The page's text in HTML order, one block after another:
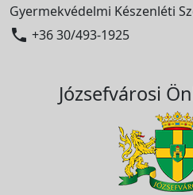
Gyermekvédelmi Készenléti
 +36 30/493-1925
Józsefvárosi